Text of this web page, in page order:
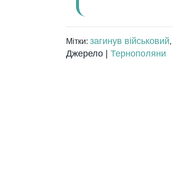
Мітки: загинув військовий,
Джерело | Тернополяни